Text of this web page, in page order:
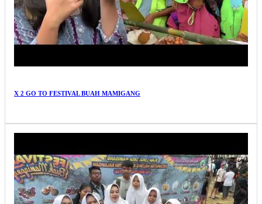
X 2 GO TO FESTIVAL BUAH MAMIGANG